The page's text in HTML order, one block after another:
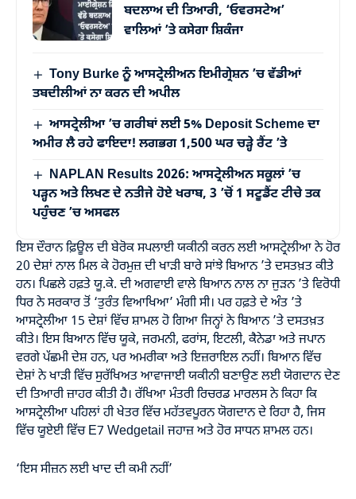
ਬਦਲਾਅ ਦੀ ਤਿਆਰੀ, ‘ਓਵਰਸਟੇਅ’
ਵਾਲਿਆਂ ’ਤੇ ਕਸੇਗਾ ਸ਼ਿਕੰਜਾ
Tony Burke ਨੂੰ ਆਸਟ੍ਰੇਲੀਅਨ ਇਮੀਗ੍ਰੇਸ਼ਨ ’ਚ ਵੱਡੀਆਂ
ਤਬਦੀਲੀਆਂ ਨਾ ਕਰਨ ਦੀ ਅਪੀਲ
ਆਸਟ੍ਰੇਲੀਆ ’ਚ ਗਰੀਬਾਂ ਲਈ 5% Deposit Scheme ਦਾ
ਅਮੀਰ ਲੈ ਰਹੇ ਫਾਇਦਾ! ਲਗਭਗ 1,500 ਘਰ ਚੜ੍ਹੇ ਰੈਂਟ ’ਤੇ
NAPLAN Results 2026: ਆਸਟ੍ਰੇਲੀਅਨ ਸਕੂਲਾਂ ’ਚ
ਪੜ੍ਹਨ ਅਤੇ ਲਿਖਣ ਦੇ ਨਤੀਜੇ ਹੋਏ ਖਰਾਬ, 3 ’ਚੋਂ 1 ਸਟੂਡੈਂਟ ਟੀਚੇ ਤਕ
ਪਹੁੰਚਣ ’ਚ ਅਸਫਲ
ਇਸ ਦੌਰਾਨ ਫ਼ਿਊਲ ਦੀ ਬੇਰੋਕ ਸਪਲਾਈ ਯਕੀਨੀ ਕਰਨ ਲਈ ਆਸਟ੍ਰੇਲੀਆ ਨੇ ਹੋਰ
20 ਦੇਸ਼ਾਂ ਨਾਲ ਮਿਲ ਕੇ ਹੋਰਮੁਜ਼ ਦੀ ਖਾੜੀ ਬਾਰੇ ਸਾਂਝੇ ਬਿਆਨ ’ਤੇ ਦਸਤਖ਼ਤ ਕੀਤੇ
ਹਨ। ਪਿਛਲੇ ਹਫ਼ਤੇ ਯੂ.ਕੇ. ਦੀ ਅਗਵਾਈ ਵਾਲੇ ਬਿਆਨ ਨਾਲ ਨਾ ਜੁੜਨ ’ਤੇ ਵਿਰੋਧੀ
ਧਿਰ ਨੇ ਸਰਕਾਰ ਤੋਂ ‘ਤੁਰੰਤ ਵਿਆਖਿਆ’ ਮੰਗੀ ਸੀ। ਪਰ ਹਫ਼ਤੇ ਦੇ ਅੰਤ ’ਤੇ
ਆਸਟ੍ਰੇਲੀਆ 15 ਦੇਸ਼ਾਂ ਵਿੱਚ ਸ਼ਾਮਲ ਹੋ ਗਿਆ ਜਿਨ੍ਹਾਂ ਨੇ ਬਿਆਨ ’ਤੇ ਦਸਤਖ਼ਤ
ਕੀਤੇ। ਇਸ ਬਿਆਨ ਵਿੱਚ ਯੂਕੇ, ਜਰਮਨੀ, ਫਰਾਂਸ, ਇਟਲੀ, ਕੈਨੇਡਾ ਅਤੇ ਜਪਾਨ
ਵਰਗੇ ਪੱਛਮੀ ਦੇਸ਼ ਹਨ, ਪਰ ਅਮਰੀਕਾ ਅਤੇ ਇਜ਼ਰਾਇਲ ਨਹੀਂ। ਬਿਆਨ ਵਿੱਚ
ਦੇਸ਼ਾਂ ਨੇ ਖਾੜੀ ਵਿੱਚ ਸੁਰੱਖਿਅਤ ਆਵਾਜਾਈ ਯਕੀਨੀ ਬਣਾਉਣ ਲਈ ਯੋਗਦਾਨ ਦੇਣ
ਦੀ ਤਿਆਰੀ ਜ਼ਾਹਰ ਕੀਤੀ ਹੈ। ਰੱਖਿਆ ਮੰਤਰੀ ਰਿਚਰਡ ਮਾਰਲਸ ਨੇ ਕਿਹਾ ਕਿ
ਆਸਟ੍ਰੇਲੀਆ ਪਹਿਲਾਂ ਹੀ ਖੇਤਰ ਵਿੱਚ ਮਹੱਤਵਪੂਰਨ ਯੋਗਦਾਨ ਦੇ ਰਿਹਾ ਹੈ, ਜਿਸ
ਵਿੱਚ ਯੂਏਈ ਵਿੱਚ E7 Wedgetail ਜਹਾਜ਼ ਅਤੇ ਹੋਰ ਸਾਧਨ ਸ਼ਾਮਲ ਹਨ।
‘ਇਸ ਸੀਜ਼ਨ ਲਈ ਖਾਦ ਦੀ ਕਮੀ ਨਹੀਂ’